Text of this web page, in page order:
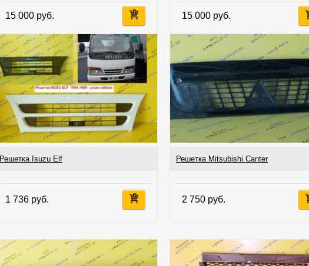
15 000 руб. 15 000 руб.
Решетка Isuzu Elf
1 736 руб.
Решетка Mitsubishi Canter
2 750 руб.